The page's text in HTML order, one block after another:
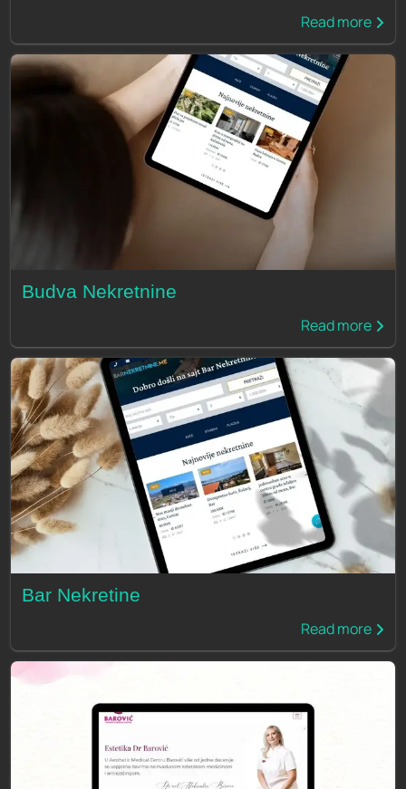
Read more
Budva Nekretnine
Read more
Bar Nekretine
Read more